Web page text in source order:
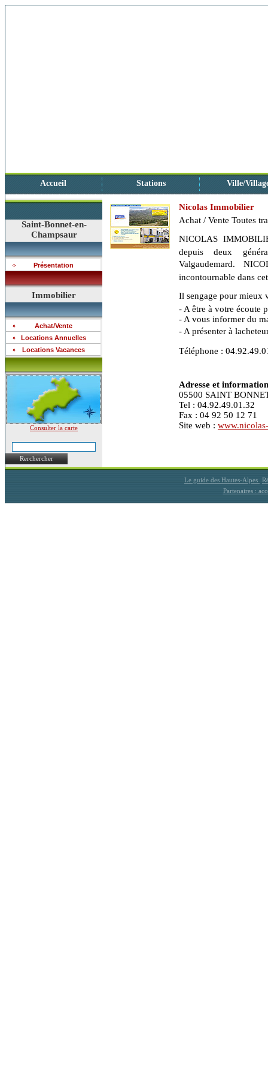
Accueil Stations Ville/
Saint-Bonnet-en-
Champsaur
Présentation
Immobilier
Achat/Vente
Locations Annuelles
Locations Vacances
Consulter la carte
Rerchercher
Nicolas Immobilier
Achat / Vente Toutes
NICOLAS
depuis deux
Valgaudemard.
incontournable dans
Il sengage pour mieux
- A être à votre écoute
- A vous informer du
- A présenter à
Téléphone :
Adresse et
05500 SAINT
Tel : 04.92.49.01.32
Fax : 04 92 50 12 71
Site web :
Le guide des Hautes-Alpes
Partenaires :